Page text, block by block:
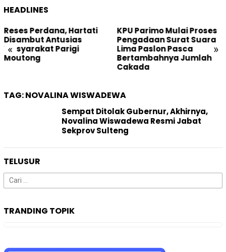
HEADLINES
« »
Reses Perdana, Hartati
Disambut Antusias
Masyarakat Parigi
Moutong
KPU Parimo Mulai Proses
Pengadaan Surat Suara
Lima Paslon Pasca
Bertambahnya Jumlah
Cakada
TAG:NOVALINA WISWADEWA
Sempat Ditolak Gubernur, Akhirnya,
Novalina Wiswadewa Resmi Jabat
Sekprov Sulteng
TELUSUR
Cari
untuk:
TRANDING TOPIK